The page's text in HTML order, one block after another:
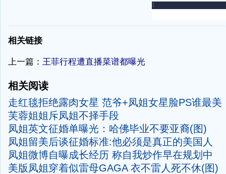
-
相关链接
上一篇： 王菲行程遭直播菜谱都曝光
相关阅读
走红毯拒绝露肉女星 范爷+凤姐女星脸PS谁最美
芙蓉姐姐斥凤姐不择手段
凤姐英文征婚单曝光：哈佛毕业不要亚裔(图)
凤姐留美后谈征婚标准:他必须是真正的美国人
凤姐微博自曝成长经历 称自我炒作早在规划中
美版凤姐穿着似雷母GAGA 衣不雷人死不休(图)